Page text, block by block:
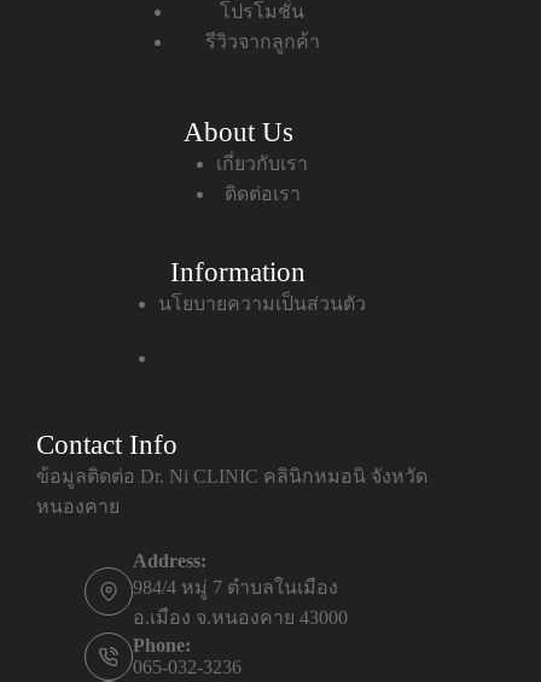
โปรโมชั่น
รีวิวจากลูกค้า
About Us
เกี่ยวกับเรา
ติดต่อเรา
Information
นโยบายความเป็นส่วนตัว
Contact Info
ข้อมูลติดต่อ Dr. Ni CLINIC คลินิกหมอนิ จังหวัด
หนองคาย
Address:
984/4 หมู่ 7 ตำบลในเมือง
อ.เมือง จ.หนองคาย 43000
Phone:
065-032-3236